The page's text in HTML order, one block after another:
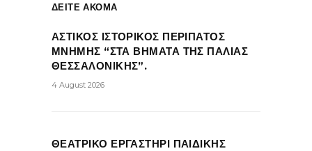
ΔΕΙΤΕ ΑΚΟΜΑ
ΑΣΤΙΚΟΣ ΙΣΤΟΡΙΚΟΣ ΠΕΡΙΠΑΤΟΣ
ΜΝΗΜΗΣ “ΣΤΑ ΒΗΜΑΤΑ ΤΗΣ ΠΑΛΙΑΣ
ΘΕΣΣΑΛΟΝΙΚΗΣ”.
4 August 2026
ΘΕΑΤΡΙΚΟ ΕΡΓΑΣΤΗΡΙ ΠΑΙΔΙΚΗΣ